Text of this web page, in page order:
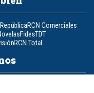
RCN Comerciales
FidesTDT
RCN Total